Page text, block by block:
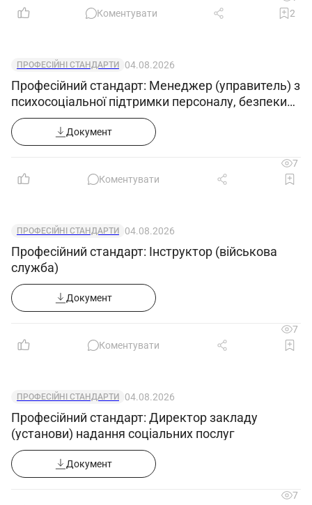
Коментувати
2
ПРОФЕСІЙНІ СТАНДАРТИ 04.08.2026
Професійний стандарт: Менеджер (управитель) з
психосоціальної підтримки персоналу, безпеки
та гігієни праці
Документ
7
Коментувати
ПРОФЕСІЙНІ СТАНДАРТИ 04.08.2026
Професійний стандарт: Інструктор (військова
служба)
Документ
7
Коментувати
ПРОФЕСІЙНІ СТАНДАРТИ 04.08.2026
Професійний стандарт: Директор закладу
(установи) надання соціальних послуг
Документ
7